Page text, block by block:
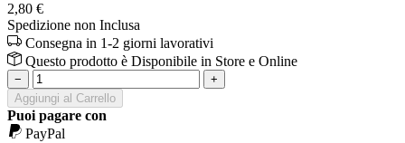
2,80 €
Spedizione non Inclusa
Consegna in 1-2 giorni lavorativi
Questo prodotto è Disponibile in Store e Online
−
+
Aggiungi al Carrello
Puoi pagare con
PayPal